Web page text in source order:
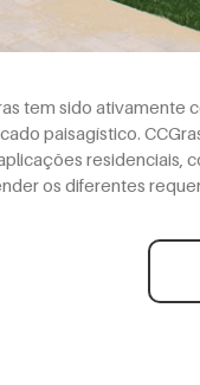
tem sido ativamente
paisagístico.
residenciais,
os diferentes